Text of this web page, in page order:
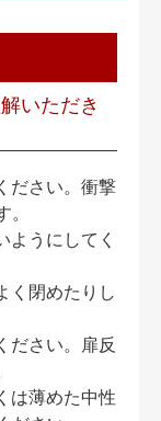
いただき
ださい。衝撃
うにしてく
く閉めたりし
ださい。扉反
は薄めた中性